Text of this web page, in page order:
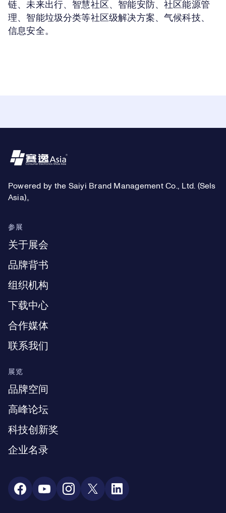
链、未来出行、智慧社区、智能安防、社区能源管
理、智能垃圾分类等社区级解决方案、气候科技、
信息安全。
Footer
Powered by the Saiyi Brand Management Co., Ltd. (Sels
Asia)。
参展
关于展会
品牌背书
组织机构
下载中心
合作媒体
联系我们
展览
品牌空间
高峰论坛
科技创新奖
企业名录
Social Media